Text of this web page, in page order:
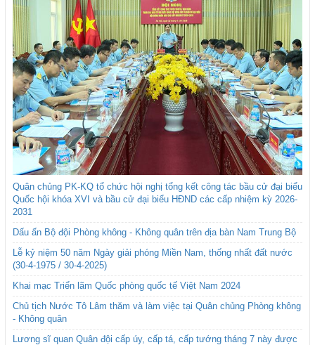
Quân chủng PK-KQ tổ chức hội nghị tổng kết công tác bầu cử đại biểu
Quốc hội khóa XVI và bầu cử đại biểu HĐND các cấp nhiệm kỳ 2026-
2031
Dấu ấn Bộ đội Phòng không - Không quân trên địa bàn Nam Trung Bộ
Lễ kỷ niệm 50 năm Ngày giải phóng Miền Nam, thống nhất đất nước
(30-4-1975 / 30-4-2025)
Khai mạc Triển lãm Quốc phòng quốc tế Việt Nam 2024
Chủ tịch Nước Tô Lâm thăm và làm việc tại Quân chủng Phòng không
- Không quân
Lương sĩ quan Quân đội cấp úy, cấp tá, cấp tướng tháng 7 này được